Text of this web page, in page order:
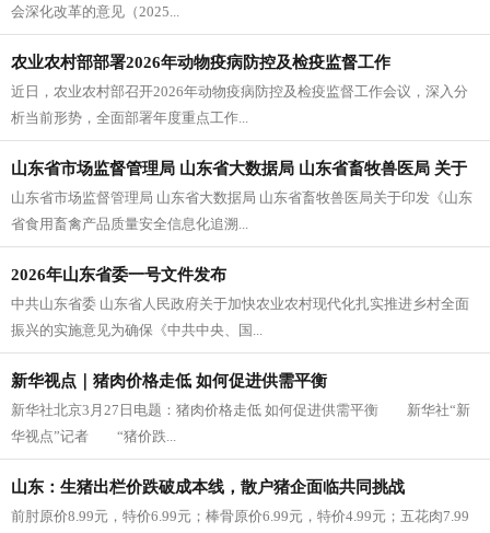
会深化改革的意见（2025...
农业农村部部署2026年动物疫病防控及检疫监督工作
近日，农业农村部召开2026年动物疫病防控及检疫监督工作会议，深入分
析当前形势，全面部署年度重点工作...
山东省市场监督管理局 山东省大数据局 山东省畜牧兽医局 关于
印发《山东省食用畜禽产品质量安全信息化追溯管理规定》的通
知
山东省市场监督管理局 山东省大数据局 山东省畜牧兽医局关于印发《山东
省食用畜禽产品质量安全信息化追溯...
2026年山东省委一号文件发布
中共山东省委 山东省人民政府关于加快农业农村现代化扎实推进乡村全面
振兴的实施意见为确保《中共中央、国...
新华视点｜猪肉价格走低 如何促进供需平衡
新华社北京3月27日电题：猪肉价格走低 如何促进供需平衡 新华社“新
华视点”记者 “猪价跌...
山东：生猪出栏价跌破成本线，散户猪企面临共同挑战
前肘原价8.99元，特价6.99元；棒骨原价6.99元，特价4.99元；五花肉7.99